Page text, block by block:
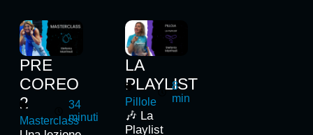
PRE
COREO
2
Masterclass
34
minuti
LA
PLAYLIST
Pillole
8
min
🎶 La
Playlist